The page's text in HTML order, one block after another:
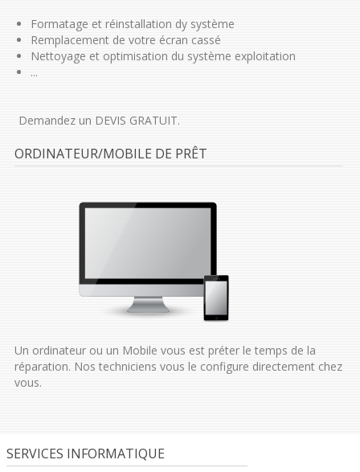
Formatage et réinstallation dy système
Remplacement de votre écran cassé
Nettoyage et optimisation du système exploitation
...
Demandez un DEVIS GRATUIT.
ORDINATEUR/MOBILE DE PRÊT
Un ordinateur ou un Mobile vous est préter le temps de la
réparation. Nos techniciens vous le configure directement chez
vous.
SERVICES INFORMATIQUE